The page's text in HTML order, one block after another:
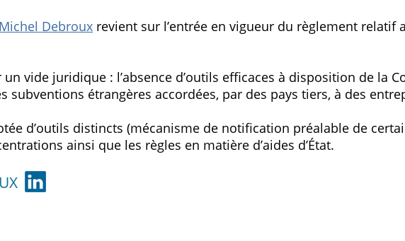
Michel Debroux revient sur l’entrée en vigueur du règlement relatif
vide juridique : l’absence d’outils efficaces à disposition de
subventions étrangères accordées, par des pays tiers, à des
d’outils distincts (mécanisme de notification préalable de
ainsi que les règles en matière d’aides d’État.